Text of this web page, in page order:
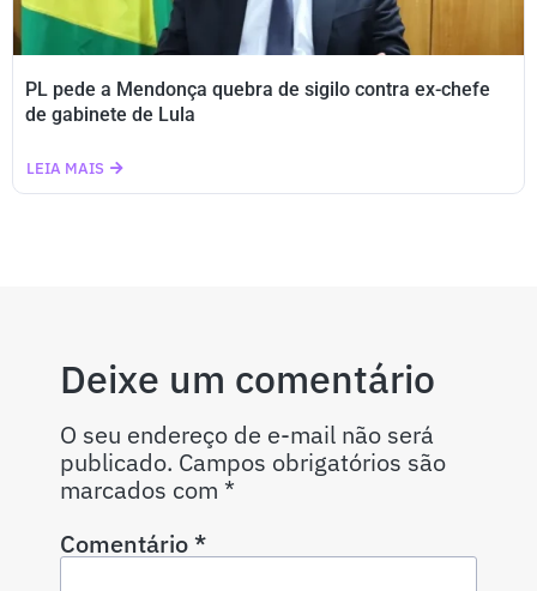
PL pede a Mendonça quebra de sigilo contra ex-chefe
de gabinete de Lula
LEIA MAIS
Deixe um comentário
O seu endereço de e-mail não será
publicado. Campos obrigatórios são
marcados com *
Comentário*